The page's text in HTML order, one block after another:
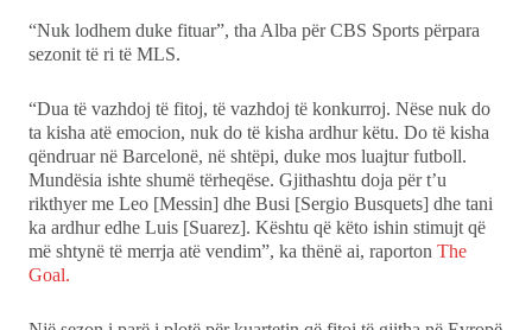
“Nuk lodhem duke fituar”, tha Alba për CBS Sports përpara
sezonit të ri të MLS.
“Dua të vazhdoj të fitoj, të vazhdoj të konkurroj. Nëse nuk do
ta kisha atë emocion, nuk do të kisha ardhur këtu. Do të kisha
qëndruar në Barcelonë, në shtëpi, duke mos luajtur futboll.
Mundësia ishte shumë tërheqëse. Gjithashtu doja për t’u
rikthyer me Leo [Messin] dhe Busi [Sergio Busquets] dhe tani
ka ardhur edhe Luis [Suarez]. Kështu që këto ishin stimujt që
më shtynë të merrja atë vendim”, ka thënë ai, raporton The
Goal.